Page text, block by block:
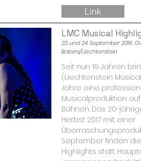
Link
LMC Musical
23. und 24. September 2016,
Balzers/Liechtenstein
Seit nun 19 Jahren
(Liechtenstein
Jahre eine
Musicalproduktion
Bühnen. Das 20-
Herbst 2017 mit einer
September finden die
Highlights statt.